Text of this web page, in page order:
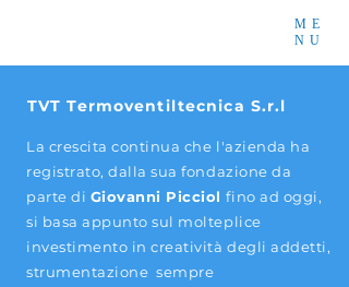
ME
NU
La crescita continua che l'azienda ha
registrato, dalla sua fondazione da
parte di Giovanni Picciol fino ad oggi,
si basa appunto sul molteplice
investimento in creatività degli addetti,
strumentazione sempre
TVT Termoventiltecnica S.r.l